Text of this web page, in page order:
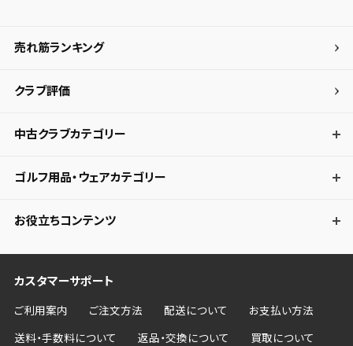
売れ筋ランキング
クラブ評価
中古クラブカテゴリー
ゴルフ用品・ウェアカテゴリー
お役立ちコンテンツ
カスタマーサポート
ご利用案内 ご注文方法 配送について お支払い方法
送料・手数料について 返品・交換について 買取について